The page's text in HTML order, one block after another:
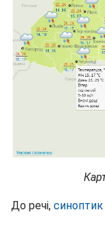
До речі, синоптик